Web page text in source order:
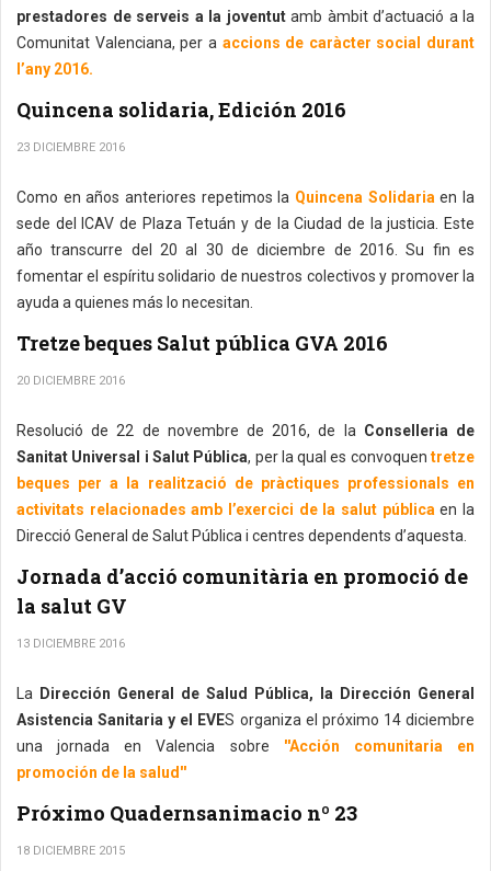
prestadores de serveis a la joventutamb àmbit d’actuació a la
Comunitat Valenciana, per a accions de caràcter social durant
l’any 2016.
Quincena solidaria, Edición 2016
23 DICIEMBRE 2016
Como en años anteriores repetimos la Quincena Solidariaen la
sede del ICAV de Plaza Tetuán y de la Ciudad de la justicia. Este
año transcurre del 20 al 30 de diciembre de 2016. Su fin es
fomentar el espíritu solidario de nuestros colectivos y promover la
ayuda a quienes más lo necesitan.
Tretze beques Salut pública GVA 2016
20 DICIEMBRE 2016
Resolució de 22 de novembre de 2016, de la Conselleria de
Sanitat Universal i Salut Pública, per la qual es convoquen tretze
beques per a la realització de pràctiques professionals en
activitats relacionades amb l’exercici de la salut pública en la
Direcció General de Salut Pública i centres dependents d’aquesta.
Jornada d’acció comunitària en promoció de
la salut GV
13 DICIEMBRE 2016
La
Dirección General de Salud Pública, la Dirección General
Asistencia Sanitaria y el EVES organiza el próximo 14 diciembre
una jornada en Valencia sobre ''Acción comunitaria en
promoción de la salud''
Próximo Quadernsanimacio nº 23
18 DICIEMBRE 2015